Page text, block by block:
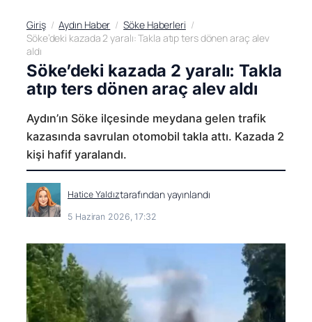
Giriş Aydın Haber
Söke Haberleri
Söke’deki kazada 2 yaralı: Takla atıp ters dönen araç alev
aldı
Söke’deki kazada 2 yaralı: Takla
atıp ters dönen araç alev aldı
Aydın’ın Söke ilçesinde meydana gelen trafik
kazasında savrulan otomobil takla attı. Kazada 2
kişi hafif yaralandı.
Hatice Yaldıztarafından yayınlandı
5 Haziran 2026, 17:32